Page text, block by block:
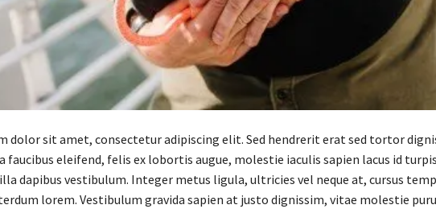
dolor sit amet, consectetur adipiscing elit. Sed hendrerit erat sed tortor
faucibus eleifend, felis ex lobortis augue, molestie iaculis sapien lacus id
dapibus vestibulum. Integer metus ligula, ultricies vel neque at, cursus
lorem. Vestibulum gravida sapien at justo dignissim, vitae molestie